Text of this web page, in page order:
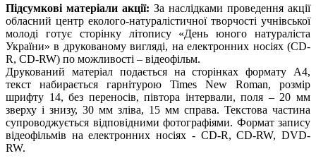
Підсумкові матеріали акції: За наслідками проведення акції
обласний центр еколого-натуралістичної творчості учнівської
молоді готує сторінку літопису «День юного натураліста
України» в друкованому вигляді, на електронних носіях (CD-
R, CD-RW) по можливості – відеофільм.
Друкований матеріал подається на сторінках формату А4,
текст набирається гарнітурою Times New Roman, розмір
шрифту 14, без переносів, півтора інтервали, поля – 20 мм
зверху і знизу, 30 мм зліва, 15 мм справа. Текстова частина
супроводжується відповідними фотографіями. Формат запису
відеофільмів на електронних носіях - CD-R, CD-RW, DVD-
RW.